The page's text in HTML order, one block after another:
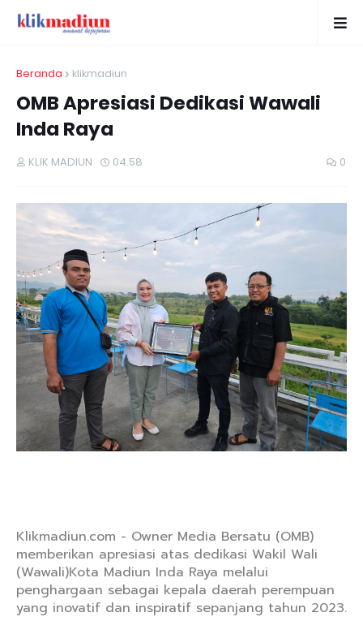
Beranda klikmadiun
OMB Apresiasi Dedikasi Wawali
Inda Raya
KLIK MADIUN 04.58 0
Klikmadiun.com - Owner Media Bersatu (OMB)
memberikan apresiasi atas dedikasi Wakil Wali
(Wawali)Kota Madiun Inda Raya melalui
penghargaan sebagai kepala daerah perempuan
yang inovatif dan inspiratif sepanjang tahun 2023.